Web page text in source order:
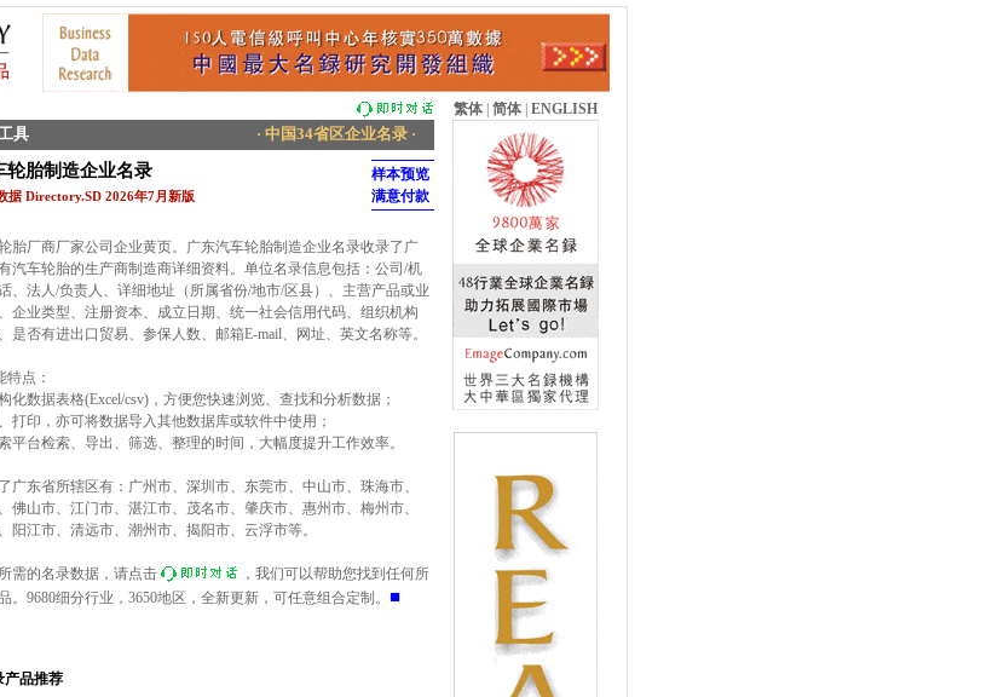
繁体 简体 ENGLISH
具 · 中国34省区企业名录 ·
轮胎制造企业名录
Directory.SD 2026年7月新版
样本预览
满意付款
胎厂商厂家公司企业黄页。广东汽车轮胎制造企业名录收录了广
汽车轮胎的生产商制造商详细资料。单位名录信息包括：公司/机
、法人/负责人、详细地址（所属省份/地市/区县）、主营产品或业
企业类型、注册资本、成立日期、统一社会信用代码、组织机构
是否有进出口贸易、参保人数、邮箱E-mail、网址、英文名称等。
点：
化数据表格(Excel/csv)，方便您快速浏览、查找和分析数据；
打印，亦可将数据导入其他数据库或软件中使用；
平台检索、导出、筛选、整理的时间，大幅度提升工作效率。
广东省所辖区有：广州市、深圳市、东莞市、中山市、珠海市、
佛山市、江门市、湛江市、茂名市、肇庆市、惠州市、梅州市、
阳江市、清远市、潮州市、揭阳市、云浮市等。
需的名录数据，请点击
，我们可以帮助您找到任何所
。9680细分行业，3650地区，全新更新，可任意组合定制。 ■
产品推荐